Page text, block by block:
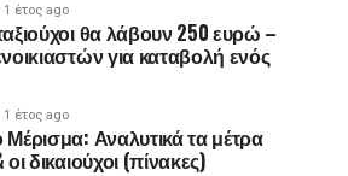
1 έτος ago
θα λάβουν 250 ευρώ –
για καταβολή ενός
1 έτος ago
Μέρισμα: Αναλυτικά τα μέτρα
δικαιούχοι (πίνακες)